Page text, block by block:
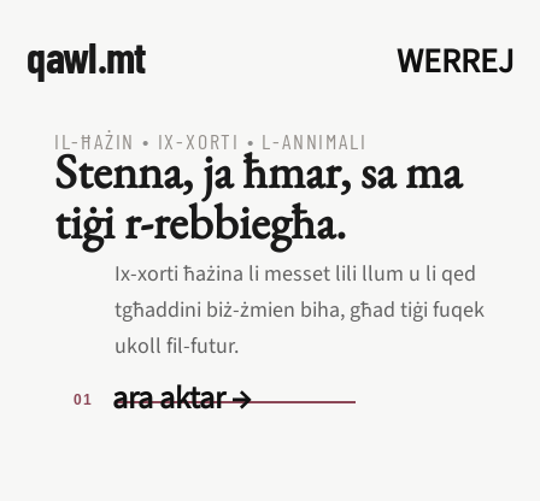
qawl.mt WERREJ
IL‑ĦAŻIN • IX‑XORTI • L‑ANNIMALI
Stenna, ja ħmar, sa ma
tiġi r‑rebbiegħa.
Ix‑xorti ħażina li messet lili llum u li qed
tgħaddini biż‑żmien biha, għad tiġi fuqek
ukoll fil‑futur.
ara aktar →